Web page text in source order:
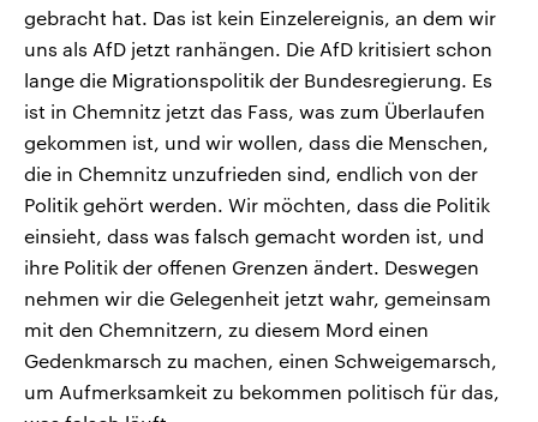
gebracht hat. Das ist kein Einzelereignis, an dem wir
uns als AfD jetzt ranhängen. Die AfD kritisiert schon
lange die Migrationspolitik der Bundesregierung. Es
ist in Chemnitz jetzt das Fass, was zum Überlaufen
gekommen ist, und wir wollen, dass die Menschen,
die in Chemnitz unzufrieden sind, endlich von der
Politik gehört werden. Wir möchten, dass die Politik
einsieht, dass was falsch gemacht worden ist, und
ihre Politik der offenen Grenzen ändert. Deswegen
nehmen wir die Gelegenheit jetzt wahr, gemeinsam
mit den Chemnitzern, zu diesem Mord einen
Gedenkmarsch zu machen, einen Schweigemarsch,
um Aufmerksamkeit zu bekommen politisch für das,